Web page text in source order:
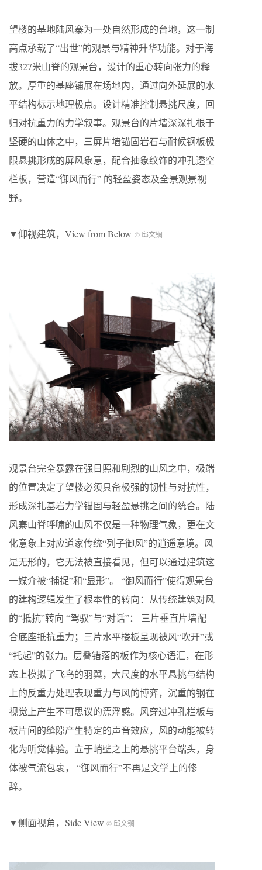
望楼的基地陆风寨为一处自然形成的台地，这一制
高点承载了“出世”的观景与精神升华功能。对于海
拔327米山脊的观景台，设计的重心转向张力的释
放。厚重的基座铺展在场地内，通过向外延展的水
平结构标示地理极点。设计精准控制悬挑尺度，回
归对抗重力的力学叙事。观景台的片墙深深扎根于
坚硬的山体之中，三屏片墙锚固岩石与耐候钢板极
限悬挑形成的屏风象意，配合抽象纹饰的冲孔透空
栏板，营造“御风而行” 的轻盈姿态及全景观景视
野。
▼仰视建筑，View from Below © 邱文锏
观景台完全暴露在强日照和剧烈的山风之中，极端
的位置决定了望楼必须具备极强的韧性与对抗性，
形成深扎基岩力学锚固与轻盈悬挑之间的统合。陆
风寨山脊呼啸的山风不仅是一种物理气象，更在文
化意象上对应道家传统“列子御风”的逍遥意境。风
是无形的，它无法被直接看见，但可以通过建筑这
一媒介被“捕捉”和“显形”。 “御风而行”使得观景台
的建构逻辑发生了根本性的转向：从传统建筑对风
的“抵抗”转向 “驾驭”与“对话”： 三片垂直片墙配
合底座抵抗重力；三片水平楼板呈现被风“吹开”或
“托起”的张力。层叠错落的板作为核心语汇，在形
态上模拟了飞鸟的羽翼，大尺度的水平悬挑与结构
上的反重力处理表现重力与风的博弈，沉重的钢在
视觉上产生不可思议的漂浮感。风穿过冲孔栏板与
板片间的缝隙产生特定的声音效应，风的动能被转
化为听觉体验。立于峭壁之上的悬挑平台端头，身
体被气流包裹， “御风而行”不再是文学上的修
辞。
▼侧面视角，Side View © 邱文锏